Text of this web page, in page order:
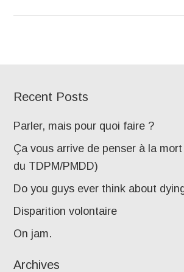
Recent Posts
Parler, mais pour quoi faire ?
Ça vous arrive de penser à la
du TDPM/PMDD)
Do you guys ever think about
Disparition volontaire
On jam.
Archives